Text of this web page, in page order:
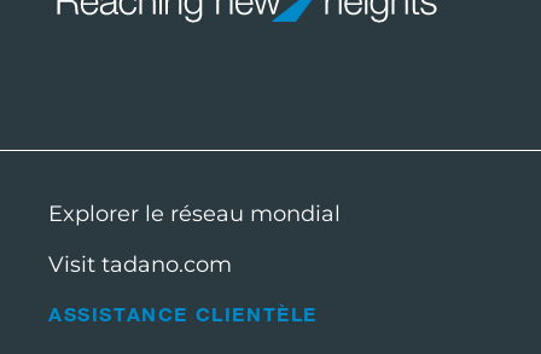
ASSISTANCE CLIENTÈLE
Explorer le réseau mondial
Visit tadano.com